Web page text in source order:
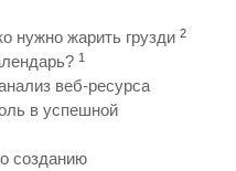
нужно жарить грузди 2
1
веб-ресурса
в успешной
созданию